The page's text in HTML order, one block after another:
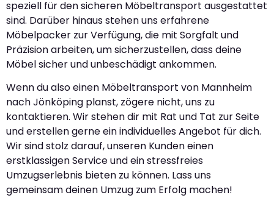
speziell für den sicheren Möbeltransport ausgestattet
sind. Darüber hinaus stehen uns erfahrene
Möbelpacker zur Verfügung, die mit Sorgfalt und
Präzision arbeiten, um sicherzustellen, dass deine
Möbel sicher und unbeschädigt ankommen.
Wenn du also einen Möbeltransport von Mannheim
nach Jönköping planst, zögere nicht, uns zu
kontaktieren. Wir stehen dir mit Rat und Tat zur Seite
und erstellen gerne ein individuelles Angebot für dich.
Wir sind stolz darauf, unseren Kunden einen
erstklassigen Service und ein stressfreies
Umzugserlebnis bieten zu können. Lass uns
gemeinsam deinen Umzug zum Erfolg machen!